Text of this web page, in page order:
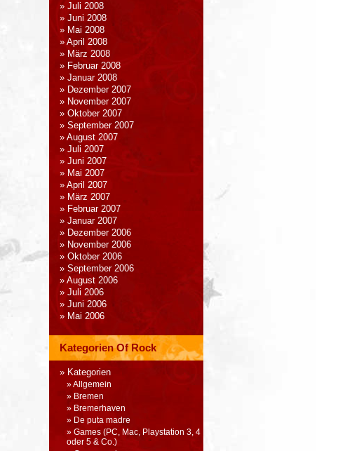
Juli 2008
Juni 2008
Mai 2008
April 2008
März 2008
Februar 2008
Januar 2008
Dezember 2007
November 2007
Oktober 2007
September 2007
August 2007
Juli 2007
Juni 2007
Mai 2007
April 2007
März 2007
Februar 2007
Januar 2007
Dezember 2006
November 2006
Oktober 2006
September 2006
August 2006
Juli 2006
Juni 2006
Mai 2006
Kategorien Of Rock
Kategorien
Allgemein
Bremen
Bremerhaven
De puta madre
Games (PC, Mac, Playstation 3, 4
oder 5 & Co.)